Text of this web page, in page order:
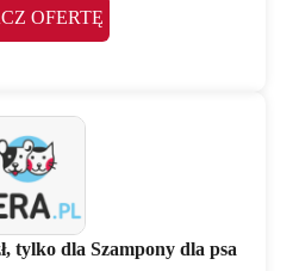
OFERTĘ
tylko dla Szampony dla psa